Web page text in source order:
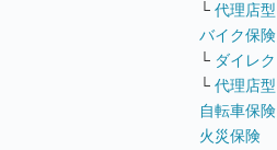
└ 代理店型
バイク保険
└ ダイレ
└ 代理店型
自転車保険
火災保険